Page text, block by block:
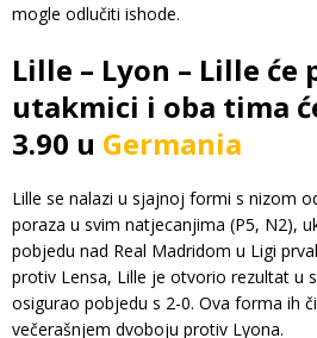
mogle odlučiti ishode.
Lille – Lyon – Lille
utakmici i oba tima
3.90 u Germania
Lille se nalazi u sjajnoj formi s nizom
poraza u svim natjecanjima (P5, N2),
pobjedu nad Real Madridom u Ligi
protiv Lensa, Lille je otvorio rezultat u
osigurao pobjedu s 2-0. Ova forma ih
večerašnjem dvoboju protiv Lyona.